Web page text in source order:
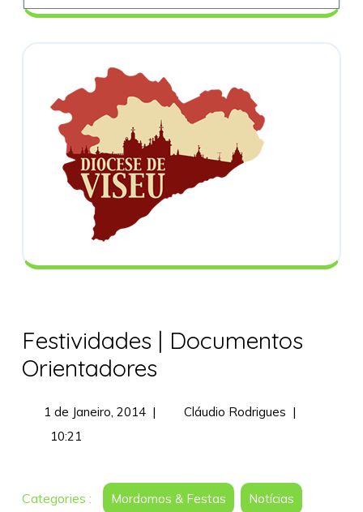
Festividades | Documentos
Orientadores
1 de Janeiro, 20141 | Cláudio RodriguesFestividades
|
10:21
Categories : Mordomos & Festas Notícias